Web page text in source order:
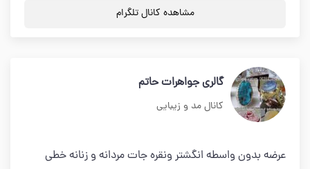
مشاهده کانال تلگرام
گالری جواهرات حاتم
کانال مد و زیبایی
عرضه بدون واسطه انگشتر ونقره جات مردانه و زنانه خطی